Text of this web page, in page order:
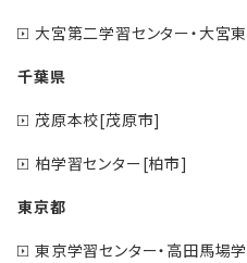
大宮第二学習センター・大宮
千葉県
茂原本校[茂原市]
柏学習センター[柏市]
東京都
東京学習センター・高田馬場